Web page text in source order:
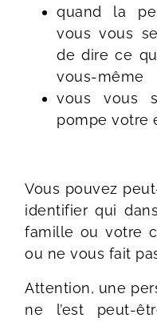
quand la
vous vous
de dire ce
vous-même
vous vous
pompe votre
Vous pouvez
identifier qui
famille ou votre
ou ne vous fait
Attention, une
ne l’est peut-